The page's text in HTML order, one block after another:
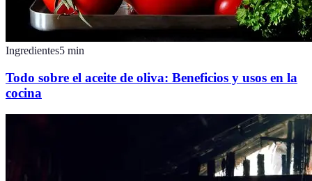
Ingredientes5 min
Todo sobre el aceite de oliva: Beneficios y usos en la
cocina